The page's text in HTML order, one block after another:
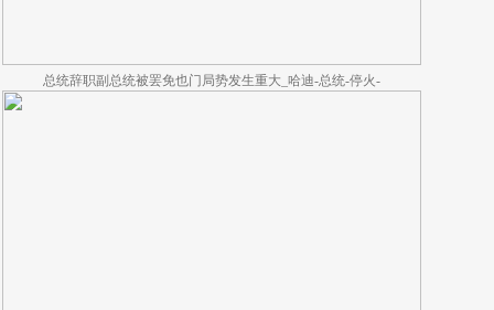
总统辞职副总统被罢免也门局势发生重大_哈迪-总统-停火-